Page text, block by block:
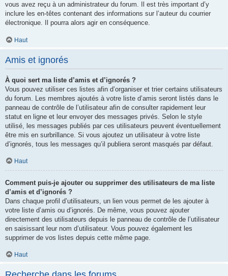
vous avez reçu à un administrateur du forum. Il est très important d’y
inclure les en-têtes contenant des informations sur l’auteur du courrier
électronique. Il pourra alors agir en conséquence.
Haut
Amis et ignorés
À quoi sert ma liste d’amis et d’ignorés ?
Vous pouvez utiliser ces listes afin d’organiser et trier certains utilisateurs
du forum. Les membres ajoutés à votre liste d’amis seront listés dans le
panneau de contrôle de l’utilisateur afin de consulter rapidement leur
statut en ligne et leur envoyer des messages privés. Selon le style
utilisé, les messages publiés par ces utilisateurs peuvent éventuellement
être mis en surbrillance. Si vous ajoutez un utilisateur à votre liste
d’ignorés, tous les messages qu’il publiera seront masqués par défaut.
Haut
Comment puis-je ajouter ou supprimer des utilisateurs de ma liste
d’amis et d’ignorés ?
Dans chaque profil d’utilisateurs, un lien vous permet de les ajouter à
votre liste d’amis ou d’ignorés. De même, vous pouvez ajouter
directement des utilisateurs depuis le panneau de contrôle de l’utilisateur
en saisissant leur nom d’utilisateur. Vous pouvez également les
supprimer de vos listes depuis cette même page.
Haut